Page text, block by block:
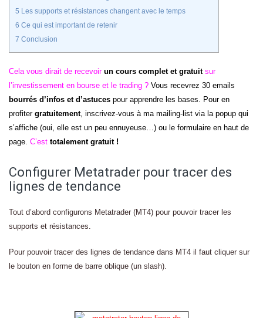
5 Les supports et résistances changent avec le temps
6 Ce qui est important de retenir
7 Conclusion
Cela vous dirait de recevoir un cours complet et gratuitsur
l’investissement en bourse et le trading ? Vous recevrez 30 emails
bourrés d’infos et d’astuces pour apprendre les bases. Pour en
profiter gratuitement, inscrivez-vous à ma mailing-list via la popup qui
s’affiche (oui, elle est un peu ennuyeuse…) ou le formulaire en haut de
page. C’est totalement gratuit !
Configurer Metatrader pour tracer des
lignes de tendance
Tout d’abord configurons Metatrader (MT4) pour pouvoir tracer les
supports et résistances.
Pour pouvoir tracer des lignes de tendance dans MT4 il faut cliquer sur
le bouton en forme de barre oblique (un slash).